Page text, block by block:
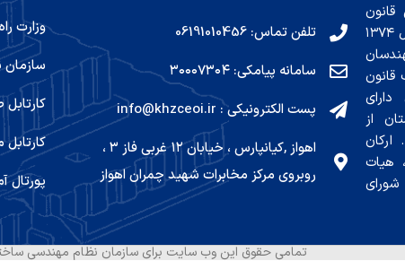
نظام مهندسی و کنترل ساختمان مصوب سال ۱۳۷۴
قانون
از
هیات
تلفن تماس: 06191010456
سامانه پیامکی: ۳۰۰۰۷۳۰۴
پست الکترونیکی : info@khzceoi.ir
اهواز ,کیانپارس ، خیابان ۱۲ غربی فاز ۳ ،
روبروی مرکز مخابرات شهید چمران اهواز
وزارت
پورتال
تمامی حقوق این وب سایت برای سازمان نظام مهندسی